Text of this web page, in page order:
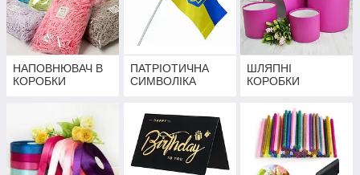
НАПОВНЮВАЧ В
КОРОБКИ
ПАТРІОТИЧНА
СИМВОЛІКА
ШЛЯПНІ
КОРОБКИ